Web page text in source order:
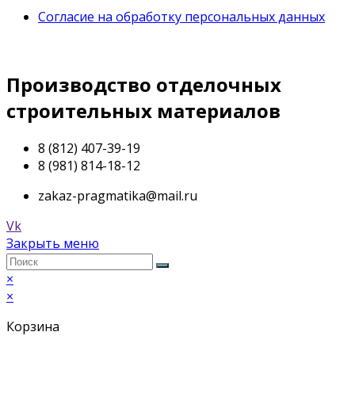
Согласие на обработку персональных данных
Производство отделочных
строительных материалов
8 (812) 407-39-19
8 (981) 814-18-12
zakaz-pragmatika@mail.ru
Vk
Закрыть меню
×
×
Корзина